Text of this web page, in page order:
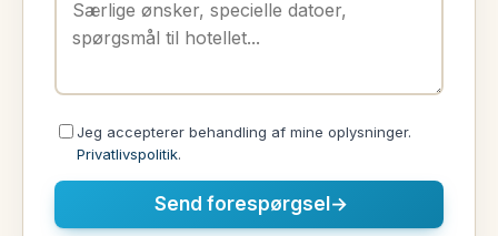
Jeg accepterer behandling af mine oplysninger.
Privatlivspolitik.
Send forespørgsel→